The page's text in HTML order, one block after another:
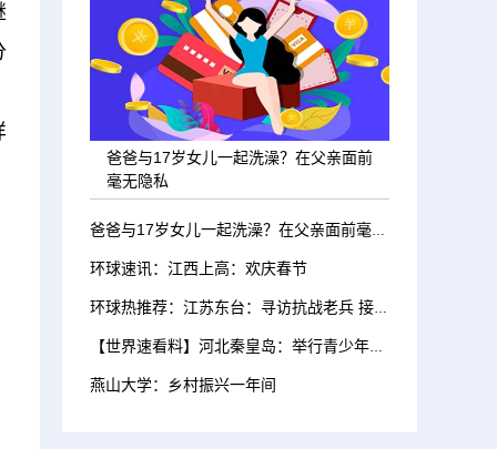
爸爸与17岁女儿一起洗澡？在父亲面前
毫无隐私
爸爸与17岁女儿一起洗澡？在父亲面前毫无隐私
环球速讯：江西上高：欢庆春节
环球热推荐：江苏东台：寻访抗战老兵 接受红色教育
【世界速看料】河北秦皇岛：举行青少年迎新春滑雪挑战赛
燕山大学：乡村振兴一年间